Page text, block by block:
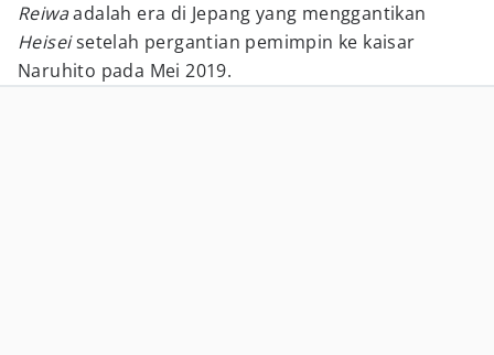
Reiwaadalah era di Jepang yang menggantikan
Heiseisetelah pergantian pemimpin ke kaisar
Naruhito pada Mei 2019.